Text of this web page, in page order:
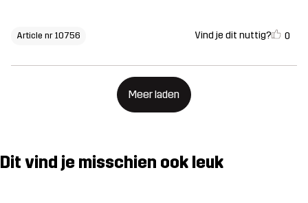
Article nr 10756 Vind je dit nuttig? 0
Meer laden
Dit vind je misschien ook leuk